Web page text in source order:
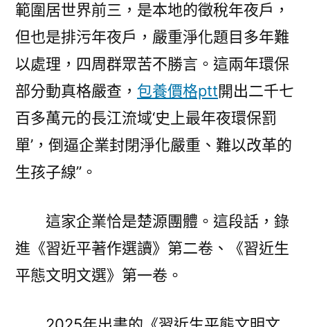
範圍居世界前三，是本地的徵稅年夜戶，
但也是排污年夜戶，嚴重淨化題目多年難
以處理，四周群眾苦不勝言。這兩年環保
部分動真格嚴查， 包養價格ptt開出二千七
百多萬元的長江流域‘史上最年夜環保罰
單’，倒逼企業封閉淨化嚴重、難以改革的
生孩子線”。
這家企業恰是楚源團體。這段話，錄
進《習近平著作選讀》第二卷、《習近生
平態文明文選》第一卷。